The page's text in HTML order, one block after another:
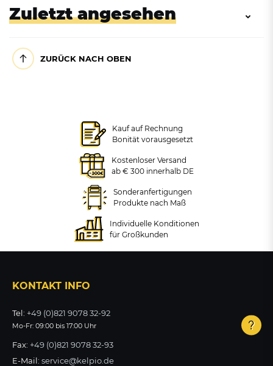
Zuletzt angesehen
Doppel Müllsackständer mit
ab 218,09 €
ZUM PRODUKT
ZURÜCK NACH OBEN
Kauf auf Rechnung
Bonität vorausgesetzt
Kostenloser Versand
ab € 300 innerhalb DE
Sonderanfertigungen
Produkte nach Maß
Individuelle Konditionen
für Großkunden
KONTAKT INFO
Tel: +49 (0)821 9078 32-92
Mo-Fr: 09:00 bis 17:00 Uhr
Fax: +49 (0)821 9078 32-93
E-Mail: service@kelpio.de